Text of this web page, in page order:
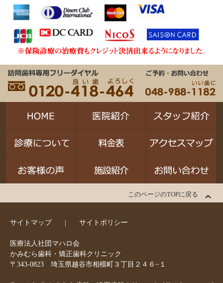
このページのTOPに戻る
サイトマップ サイトポリシー
医療法人社団マハロ会
かみむら歯科・矯正歯科クリニック
〒343-0823 埼玉県越谷市相模町３丁目２４６−１